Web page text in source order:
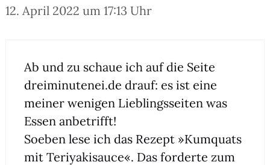
12. April 2022 um 17:13 Uhr
Ab und zu schaue ich auf die Sei­te
dreiminutenei.de drauf: es ist eine
mei­ner weni­gen Lieb­lings­sei­ten was
Essen anbe­trifft!
Soeben lese ich das Rezept »Kum­quats
mit Teri­ya­ki­sauce«. Das for­der­te zum